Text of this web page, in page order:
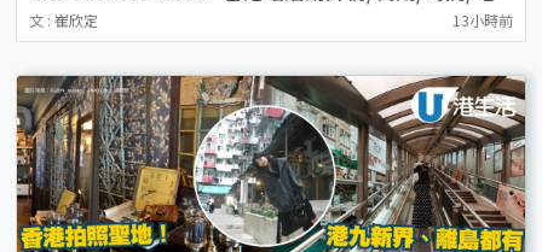
點/票價一覽
文 : 崔欣定 13小時前